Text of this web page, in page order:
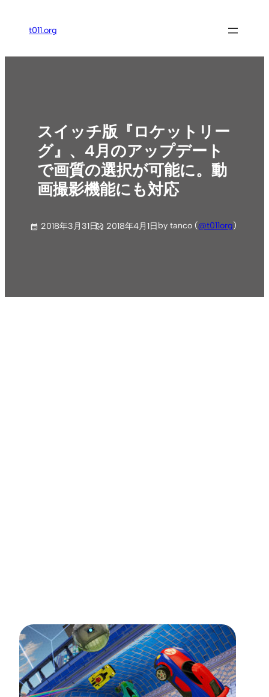
ス
t011.org
スイッチ版『ロケットリー
グ』、4月のアップデート
で画質の選択が可能に。動
画撮影機能にも対応
2018年3月31日 2018年4月1日by tanco (@t011org)